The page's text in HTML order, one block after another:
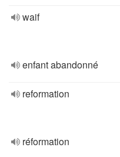
waif
enfant abandonné
reformation
réformation